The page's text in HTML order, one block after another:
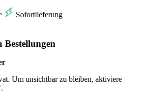
Sofortlieferung
Um unsichtbar zu bleiben, aktiviere